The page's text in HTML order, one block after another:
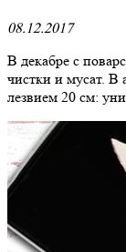
08.12.2017
В декабре с
чистки и мусат. В
лезвием 20 см: